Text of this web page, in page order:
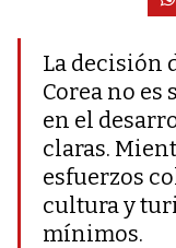
La decisión
Corea no
en el
claras.
esfuerzos
cultura y
mínimos.